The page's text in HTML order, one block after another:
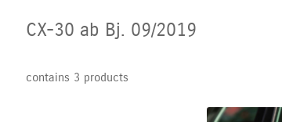
CX-30 ab Bj. 09/2019
contains 3 products